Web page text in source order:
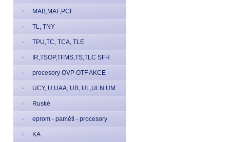
MAB,MAF,PCF
TL, TNY
TPU,TC, TCA, TLE
IR,TSOP,TFMS,TS,TLC SFH
procesory OVP OTF AKCE
UCY, U,UAA, UB,.UL,ULN UM
Ruské
eprom - paměti - procesory
KA